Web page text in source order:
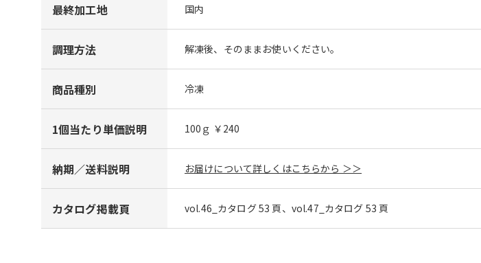
最終加工地 国内
調理方法 解凍後、そのままお使いください。
商品種別 冷凍
1個当たり単価説明 100ｇ ￥240
納期／送料説明 お届けについて詳しくはこちらから ＞＞
カタログ掲載頁 vol.46_カタログ 53 頁、vol.47_カタログ 53 頁